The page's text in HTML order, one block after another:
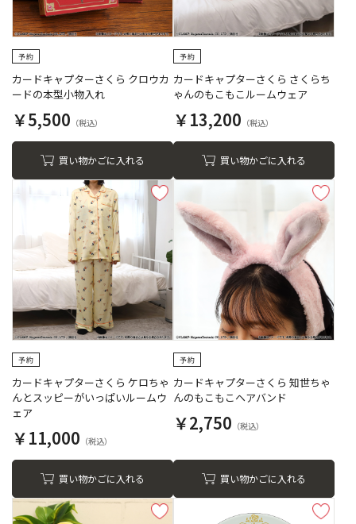
カードキャプターさくら クロウカ
ードの本型小物入れ
￥5,500
買い物かごに入れる
カードキャプターさくら さくらち
ゃんのもこもこルームウェア
￥13,200
買い物かごに入れる
カードキャプターさくら ケロちゃ
んとスッピーがいっぱいルームウ
ェア
￥11,000
買い物かごに入れる
カードキャプターさくら 知世ちゃ
んのもこもこヘアバンド
￥2,750
買い物かごに入れる